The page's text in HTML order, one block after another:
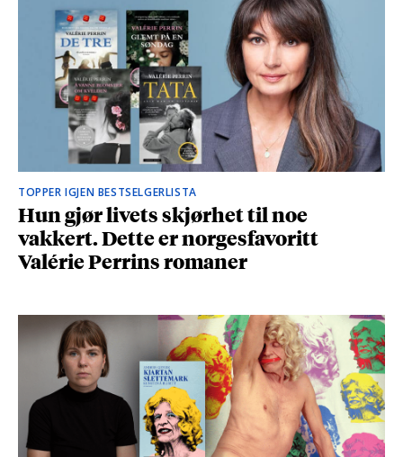
TOPPER IGJEN BESTSELGERLISTA
Hun gjør livets skjørhet til noe
vakkert. Dette er norgesfavoritt
Valérie Perrins romaner